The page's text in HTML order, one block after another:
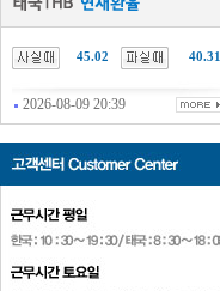
45.02 40.31
2026-08-09 20:39